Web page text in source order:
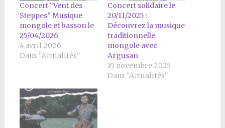
Concert “Vent des
Steppes” Musique
mongole et basson le
25/04/2026
4 avril 2026
Dans "Actualités"
Concert solidaire le
20/11/2025 :
Découvrez la musique
traditionnelle
mongole avec
Argusan
19 novembre 2025
Dans "Actualités"